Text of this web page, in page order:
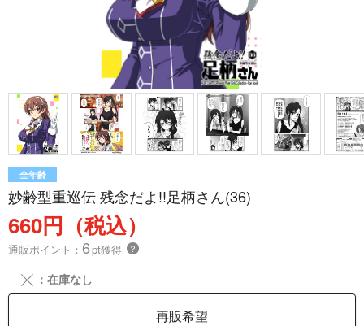
全年齢
妙齢型重巡伝 残念だよ!!足柄さん(36)
660円（税込）
通販ポイント： 6pt獲得 ？
╳ ：在庫なし
再販希望